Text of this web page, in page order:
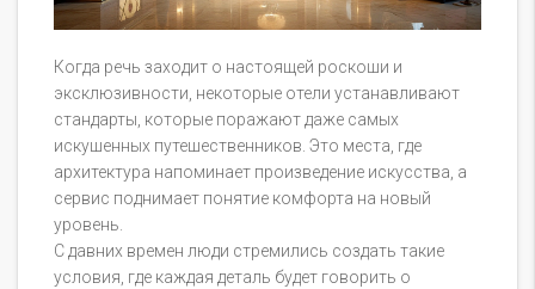
Когда речь заходит о настоящей роскоши и
эксклюзивности, некоторые отели устанавливают
стандарты, которые поражают даже самых
искушенных путешественников. Это места, где
архитектура напоминает произведение искусства, а
сервис поднимает понятие комфорта на новый
уровень.
С давних времен люди стремились создать такие
условия, где каждая деталь будет говорить о